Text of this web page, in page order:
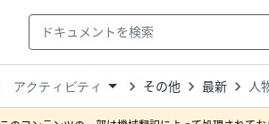
Open
Dropdown
to
choose
アクティビティ その他 最新 人